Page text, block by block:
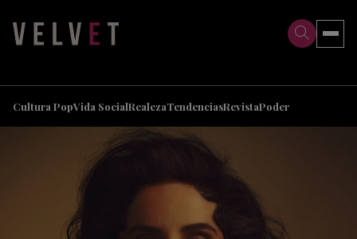
Cultura PopVida SocialRealezaTendenciasRevistaPoder